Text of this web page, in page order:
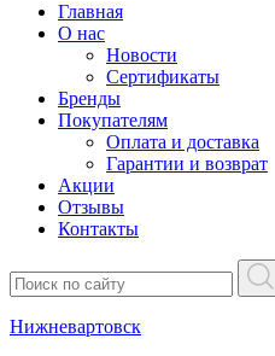
Главная
О нас
Новости
Сертификаты
Бренды
Покупателям
Оплата и доставка
Гарантии и возврат
Акции
Отзывы
Контакты
Нижневартовск